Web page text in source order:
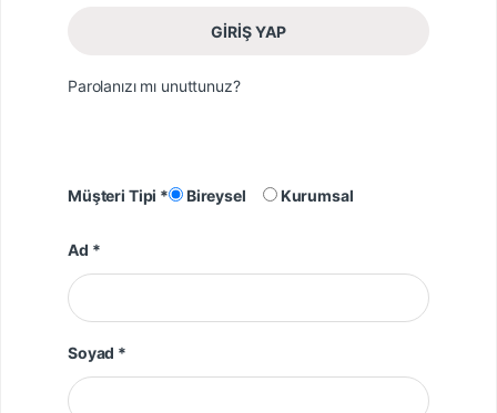
GIRIŞ YAP
Parolanızı mı unuttunuz?
Müşteri Tipi * Bireysel Kurumsal
Ad *
Soyad *